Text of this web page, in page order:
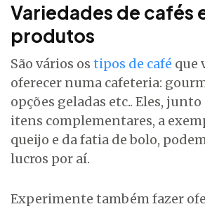
Variedades de cafés
produtos
São vários os tipos de café que
oferecer numa cafeteria:
opções geladas etc.. Eles,
itens complementares, a
queijo e da fatia de bolo,
lucros por aí.
Experimente também fazer